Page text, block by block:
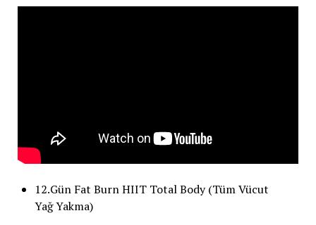
12.Gün Fat Burn HIIT Total Body (Tüm Vücut
Yağ Yakma)